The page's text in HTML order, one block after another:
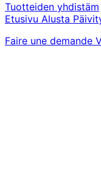
Tuotteiden yhdistäm
Etusivu Alusta
Faire une demande